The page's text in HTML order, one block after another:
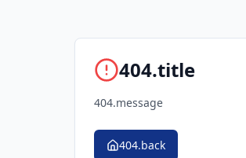
404.title
404.message
404.back